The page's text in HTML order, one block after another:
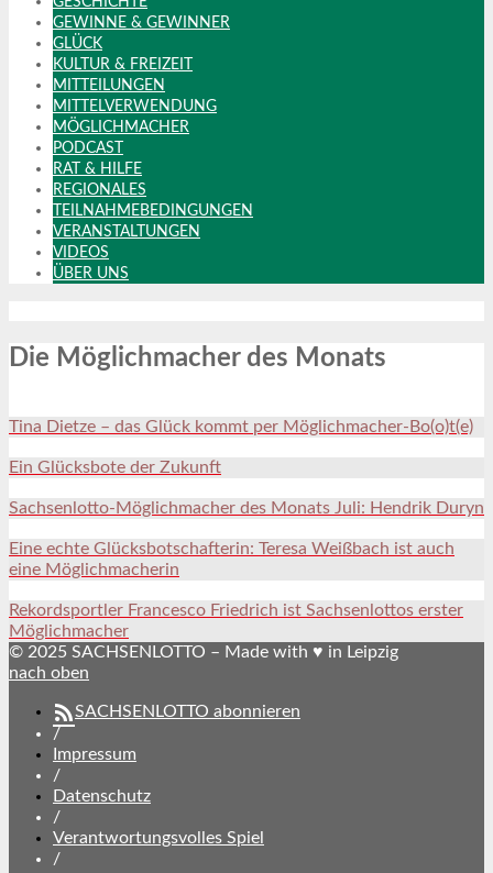
GEWINNE & GEWINNER
GLÜCK
KULTUR & FREIZEIT
MITTEILUNGEN
MITTELVERWENDUNG
MÖGLICHMACHER
PODCAST
RAT & HILFE
REGIONALES
TEILNAHMEBEDINGUNGEN
VERANSTALTUNGEN
VIDEOS
ÜBER UNS
Die Möglichmacher des Monats
Tina Dietze – das Glück kommt per Möglichmacher-Bo(o)t(e)
Ein Glücksbote der Zukunft
Sachsenlotto-Möglichmacher des Monats Juli: Hendrik Duryn
Eine echte Glücksbotschafterin: Teresa Weißbach ist auch
eine Möglichmacherin
Rekordsportler Francesco Friedrich ist Sachsenlottos erster
Möglichmacher
© 2025 SACHSENLOTTO – Made with ♥ in Leipzig
nach oben
SACHSENLOTTO abonnieren
/
Impressum
/
Datenschutz
/
Verantwortungsvolles Spiel
/